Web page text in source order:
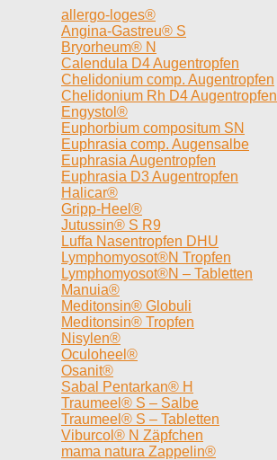
allergo-loges®
Angina-Gastreu® S
Bryorheum® N
Calendula D4 Augentropfen
Chelidonium comp. Augentropfen
Chelidonium Rh D4 Augentropfen
Engystol®
Euphorbium compositum SN
Euphrasia comp. Augensalbe
Euphrasia Augentropfen
Euphrasia D3 Augentropfen
Halicar®
Gripp-Heel®
Jutussin® S R9
Luffa Nasentropfen DHU
Lymphomyosot®N Tropfen
Lymphomyosot®N – Tabletten
Manuia®
Meditonsin® Globuli
Meditonsin® Tropfen
Nisylen®
Oculoheel®
Osanit®
Sabal Pentarkan® H
Traumeel® S – Salbe
Traumeel® S – Tabletten
Viburcol® N Zäpfchen
mama natura Zappelin®